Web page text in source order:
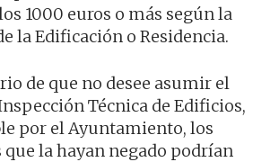
1000 euros o más según la
la Edificación o Residencia.
de que no desee asumir el
Técnica de Edificios,
por el Ayuntamiento, los
la hayan negado podrían